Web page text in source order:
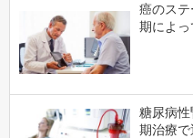
癌のス
期によっ
糖尿病
期治療